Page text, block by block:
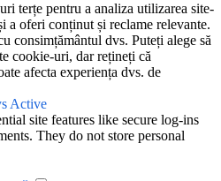
terțe pentru a analiza utilizarea site-
a oferi conținut și reclame relevante.
consimțământul dvs. Puteți alege să
cookie-uri, dar rețineți că
afecta experiența dvs. de
Active
site features like secure log-ins
They do not store personal